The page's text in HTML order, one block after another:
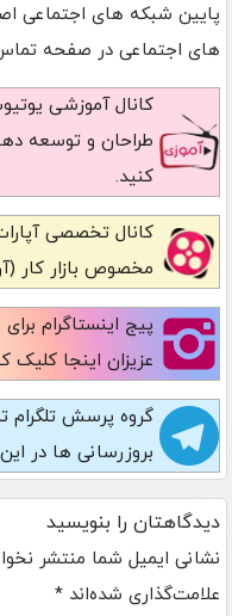
پایین شبکه های اجتماعی
های اجتماعی در صفحه تماس
کانال آموزشی
طراحان و توسعه
کنید.
کانال تخصصی
مخصوص بازار کار
پیج اینستاگرام
عزیزان اینجا کلیک
گروه پرسش تلگرام
بروزرسانی ها در
دیدگاهتان را بنویسید
نشانی ایمیل شما منتشر
علامت‌گذاری شده‌اند *